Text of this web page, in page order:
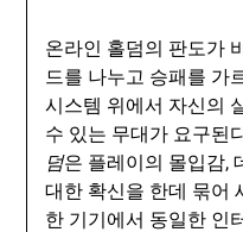
온라인 홀덤의 판도가
드를 나누고 승패를 가
시스템 위에서 자신의
수 있는 무대가 요구된
덤은 플레이의 몰입감,
대한 확신을 한데 묶어
한 기기에서 동일한 인